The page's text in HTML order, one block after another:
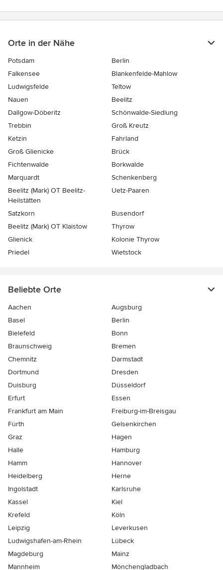
Orte in der Nähe
Potsdam
Berlin
Falkensee
Blankenfelde-Mahlow
Ludwigsfelde
Teltow
Nauen
Beelitz
Dallgow-Döberitz
Schönwalde-Siedlung
Trebbin
Groß Kreutz
Ketzin
Fahrland
Groß Glienicke
Brück
Fichtenwalde
Borkwalde
Marquardt
Schenkenberg
Beelitz (Mark) OT Beelitz-
Heilstätten
Uetz-Paaren
Satzkorn
Busendorf
Beelitz (Mark) OT Klaistow
Thyrow
Glienick
Kolonie Thyrow
Priedel
Wietstock
Beliebte Orte
Aachen
Augsburg
Basel
Berlin
Bielefeld
Bonn
Braunschweig
Bremen
Chemnitz
Darmstadt
Dortmund
Dresden
Duisburg
Düsseldorf
Erfurt
Essen
Frankfurt am Main
Freiburg-im-Breisgau
Fürth
Gelsenkirchen
Graz
Hagen
Halle
Hamburg
Hamm
Hannover
Heidelberg
Herne
Ingolstadt
Karlsruhe
Kassel
Kiel
Krefeld
Köln
Leipzig
Leverkusen
Ludwigshafen-am-Rhein
Lübeck
Magdeburg
Mainz
Mannheim
Mönchen­gladbach